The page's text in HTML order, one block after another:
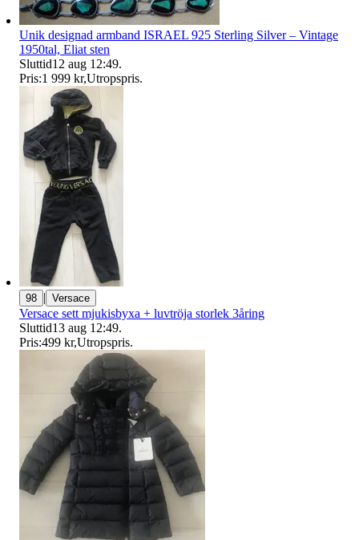
Unik designad armband ISRAEL 925 Sterling Silver – Vintage
1950tal, Eliat sten
Sluttid12 aug 12:49.
Pris:1 999 kr,Utropspris.
98 | Versace
Versace sett mjukisbyxa + luvtröja storlek 3åring
Sluttid13 aug 12:49.
Pris:499 kr,Utropspris.